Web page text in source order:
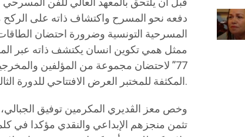
دفعه نحو المسرح واكتشاف ذاته على
المسرحية التونسية وضرورة احتضان الطاقات
ممثل همي تكوين انسان يكتشف ذاته عبر
77” لاحتضان مجموعة من المؤلفين
المكثفة للمختبر العرض الافتتاحي للدورة الثالثة عشرة من أيام 77 المسرحية في جوان 2027.
وخص معز الڨديري المكرمين توفيق
تثمن منجزهم الإبداعي والنقدي مؤكدا في